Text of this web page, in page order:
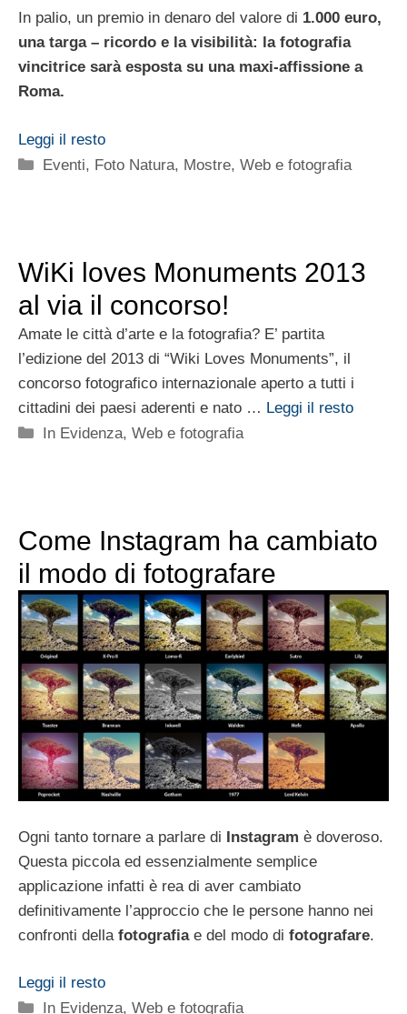
In palio, un premio in denaro del valore di 1.000 euro,
una targa – ricordo e la visibilità: la fotografia
vincitrice sarà esposta su una maxi-affissione a
Roma.
Leggi il resto
Categorie
Eventi, Foto Natura, Mostre,Web e fotografia
WiKi loves Monuments 2013
al via il concorso!
Amate le città d’arte e la fotografia? E’ partita
l’edizione del 2013 di “Wiki Loves Monuments”, il
concorso fotografico internazionale aperto a tutti i
cittadini dei paesi aderenti e nato … Leggi il resto
Categorie
In Evidenza,Web e fotografia
Come Instagram ha cambiato
il modo di fotografare
Ogni tanto tornare a parlare di Instagram è doveroso.
Questa piccola ed essenzialmente semplice
applicazione infatti è rea di aver cambiato
definitivamente l’approccio che le persone hanno nei
confronti della fotografia e del modo di fotografare.
Leggi il resto
Categorie
In Evidenza,Web e fotografia